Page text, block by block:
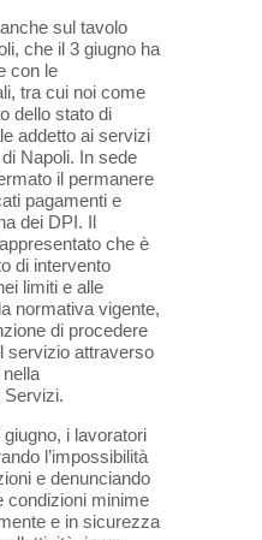
sul tavolo
che il 3 giugno ha
con le
tra cui noi come
dello stato di
addetto ai servizi
Napoli. In sede
il permanere
pagamenti e
dei DPI. Il
che è
di intervento
limiti e alle
normativa vigente,
di procedere
servizio attraverso
Servizi.
i lavoratori
l’impossibilità
e denunciando
condizioni minime
e in sicurezza